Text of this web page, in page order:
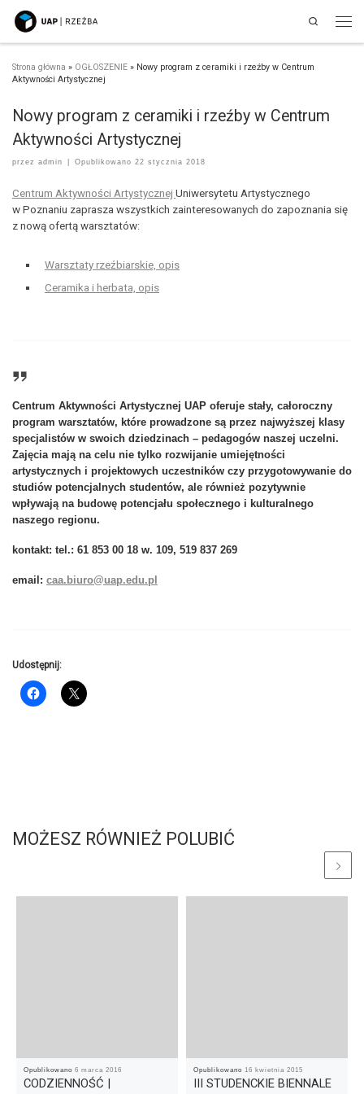
Przejdź do treści
Search
Strona główna » OGŁOSZENIE » Nowy program z ceramiki i rzeźby w Centrum
Aktywności Artystycznej
Nowy program z ceramiki i rzeźby w Centrum
Aktywności Artystycznej
przez admin Opublikowano 22 stycznia 2018
Centrum Aktywności Artystycznej Uniwersytetu Artystycznego
w Poznaniu zaprasza wszystkich zainteresowanych do zapoznania się
z nową ofertą warsztatów:
Warsztaty rzeźbiarskie, opis
Ceramika i herbata, opis
Centrum Aktywności Artystycznej UAP oferuje stały, całoroczny
program warsztatów, które prowadzone są przez najwyższej klasy
specjalistów w swoich dziedzinach – pedagogów naszej uczelni.
Zajęcia mają na celu nie tylko rozwijanie umiejętności
artystycznych i projektowych uczestników czy przygotowywanie do
studiów potencjalnych studentów, ale również pozytywnie
wpływają na budowę potencjału społecznego i kulturalnego
naszego regionu.
kontakt: tel.: 61 853 00 18 w. 109, 519 837 269
email: caa.biuro@uap.edu.pl
Udostępnij:
MOŻESZ RÓWNIEŻ POLUBIĆ
Opublikowano 6 marca 2016
CODZIENNOŚĆ |
Opublikowano 16 kwietnia 2015
III STUDENCKIE BIENNALE